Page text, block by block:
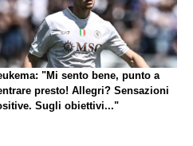
"Mi sento bene, punto a
presto! Allegri? Sensazioni
Sugli obiettivi..."